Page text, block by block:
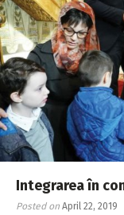
Integrarea în
Posted on April 22, 2019